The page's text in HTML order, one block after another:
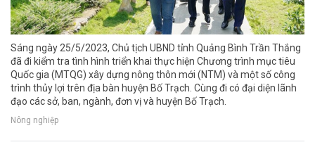
Sáng ngày 25/5/2023, Chủ tịch UBND tỉnh Quảng Bình Trần Thắng
đã đi kiểm tra tình hình triển khai thực hiện Chương trình mục tiêu
Quốc gia (MTQG) xây dựng nông thôn mới (NTM) và một số công
trình thủy lợi trên địa bàn huyện Bố Trạch. Cùng đi có đại diện lãnh
đạo các sở, ban, ngành, đơn vị và huyện Bố Trạch.
Nông nghiệp